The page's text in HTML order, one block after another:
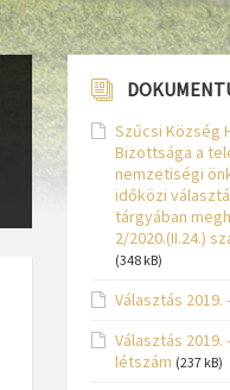
Szűcsi Község
Bizottsága a
nemzetiségi
időközi
tárgyában
2/2020.(II.24.)
(348 kB)
Választás
Választás
létszám (237 kB)